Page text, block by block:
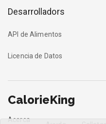
Desarrolladors
API de Alimentos
Licencia de Datos
CalorieKing
Acerca